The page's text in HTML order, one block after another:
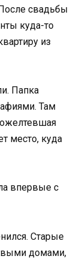
свадьбы
куда-то
из
Папка
Там
место, куда
впервые с
Старые
домами,